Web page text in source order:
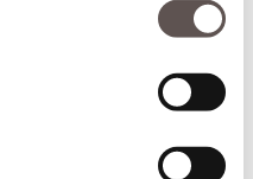
Vanaf € 407,-